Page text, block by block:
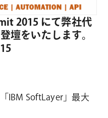
2015 にて弊社代
壇をいたします。
IBM SoftLayer」最大